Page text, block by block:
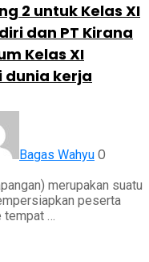
2 untuk Kelas XI
dan PT Kirana
Kelas XI
dunia kerja
Bagas Wahyu 0
merupakan suatu
peserta
tempat …